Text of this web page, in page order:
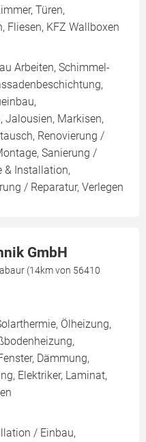
Türen,
Fliesen, KFZ Wallboxen
Arbeiten, Schimmel-
Jalousien, Markisen,
Renovierung /
Sanierung /
& Installation,
/ Reparatur, Verlegen
GmbH
(14km von 56410
Ölheizung,
Dämmung,
Elektriker, Laminat,
/ Einbau,